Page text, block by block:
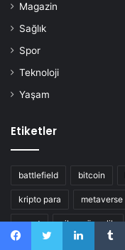
Magazin
Sağlık
Spor
Teknoloji
Yaşam
Etiketler
battlefield bitcoin
kripto para metaverse
sanat siber güvenlik